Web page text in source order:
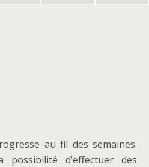
au fil des semaines.
d’effectuer des